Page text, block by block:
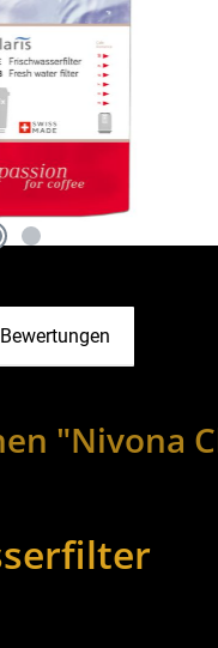
Bewertungen
"Nivona